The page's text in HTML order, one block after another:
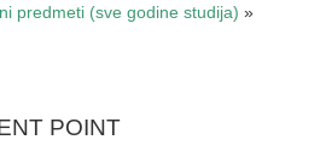
predmeti (sve godine studija) »
POINT